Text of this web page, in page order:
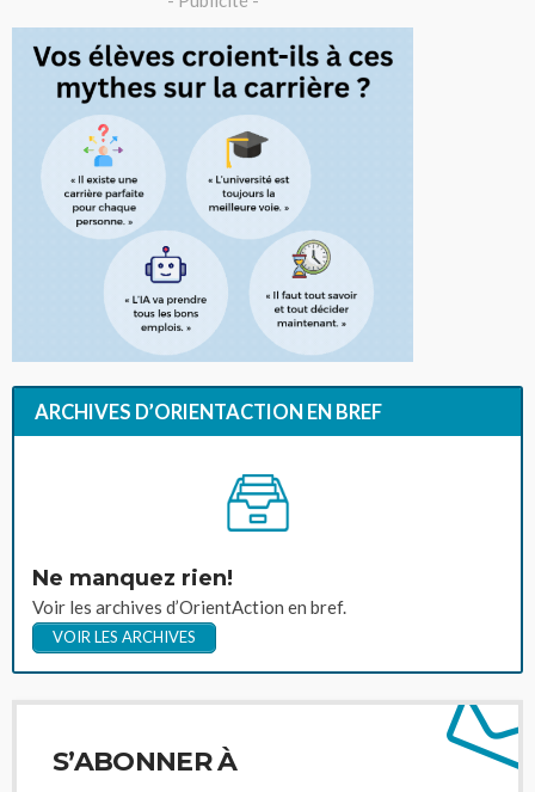
ARCHIVES D’ORIENTACTION EN BREF
Ne manquez rien!
Voir les archives d’OrientAction en bref.
VOIR LES ARCHIVES
S’ABONNER À